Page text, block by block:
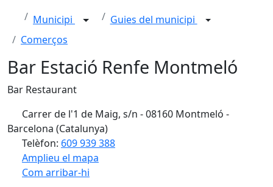
Municipi
Guies del municipi
Comerços
Bar Estació Renfe Montmeló
Bar Restaurant
Carrer de l'1 de Maig, s/n - 08160 Montmeló -
Barcelona (Catalunya)
Telèfon: 609 939 388
Amplieu el mapa
Com arribar-hi